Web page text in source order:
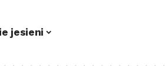
jesieni